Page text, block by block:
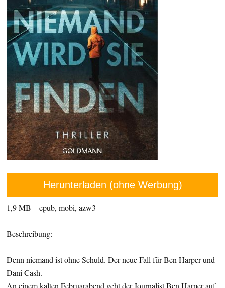
Herunterladen (ohne Werbung)
1,9 MB – epub, mobi, azw3
Beschreibung:
Denn niemand ist ohne Schuld. Der neue Fall für Ben Harper und
Dani Cash.